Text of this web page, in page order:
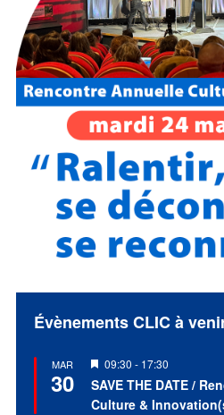
Évènements CLIC à
MAR
30
Mis
en
avant
09:30 - 17:30
SAVE THE DATE /
Culture &